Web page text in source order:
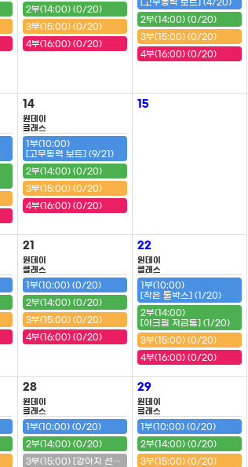
2부(14:00) (0/20)
3부(15:00) (0/20)
4부(16:00) (0/20)
[고무동력 보트] (4/20)
2부(14:00) (0/20)
3부(15:00) (0/20)
4부(16:00) (0/20)
14
원데이
클래스
1부(10:00)
[고무동력 보트] (9/21)
2부(14:00) (0/20)
3부(15:00) (0/20)
4부(16:00) (0/20)
15
21
원데이
클래스
1부(10:00) (0/20)
2부(14:00) (0/20)
3부(15:00) (0/20)
4부(16:00) (0/20)
22
원데이
클래스
1부(10:00)
[작은 툴박스] (1/20)
2부(14:00)
[아크릴 저금통] (1/20)
3부(15:00) (0/20)
4부(16:00) (0/20)
28
원데이
클래스
1부(10:00) (0/20)
2부(14:00) (0/20)
3부(15:00) [강아지 선반] (20/20) (마감)
29
원데이
클래스
1부(10:00) (0/20)
2부(14:00) (0/20)
3부(15:00) (0/20)